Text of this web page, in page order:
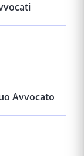
Avvocato